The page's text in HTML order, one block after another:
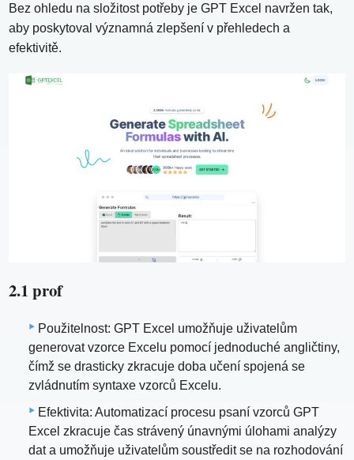
Bez ohledu na složitost potřeby je GPT Excel navržen tak,
aby poskytoval významná zlepšení v přehledech a
efektivitě.
2.1 prof
Použitelnost: GPT Excel umožňuje uživatelům
generovat vzorce Excelu pomocí jednoduché angličtiny,
čímž se drasticky zkracuje doba učení spojená se
zvládnutím syntaxe vzorců Excelu.
Efektivita: Automatizací procesu psaní vzorců GPT
Excel zkracuje čas strávený únavnými úlohami analýzy
dat a umožňuje uživatelům soustředit se na rozhodování